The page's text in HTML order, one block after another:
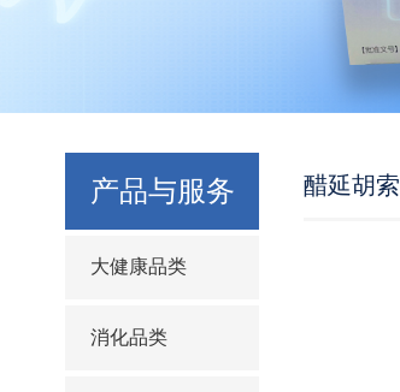
产品与服务
大健康品类
消化品类
醋延胡索